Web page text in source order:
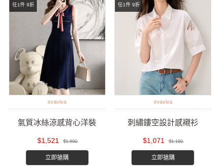
任1件 9折
evaviva
氣質冰絲涼感背心洋裝
$1,521 $1,690
立即搶購
任1件 9折
evaviva
刺繡鏤空設計感襯衫
$1,071 $1,190
立即搶購